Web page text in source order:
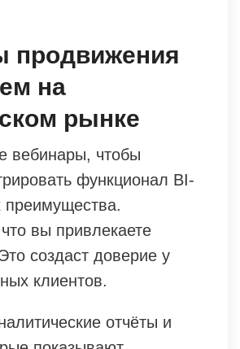
продвижения
на
рынке
вебинары, чтобы
функционал BI-
преимущества.
вы привлекаете
создаст доверие у
клиентов.
отчёты и